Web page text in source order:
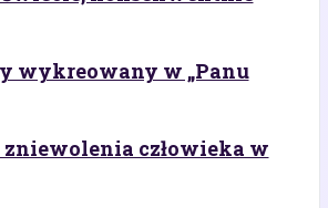
wykreowany w „Panu
człowieka w